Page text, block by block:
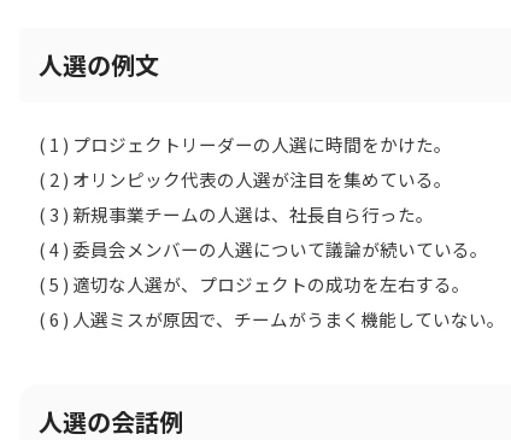
人選の例文
( 1 ) プロジェクトリーダーの人選に時間をかけた。
( 2 ) オリンピック代表の人選が注目を集めている。
( 3 ) 新規事業チームの人選は、社長自ら行った。
( 4 ) 委員会メンバーの人選について議論が続いている。
( 5 ) 適切な人選が、プロジェクトの成功を左右する。
( 6 ) 人選ミスが原因で、チームがうまく機能していない。
人選の会話例